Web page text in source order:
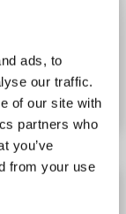
ads, to
our traffic.
of our site with
partners who
you’ve
from your use
Détails